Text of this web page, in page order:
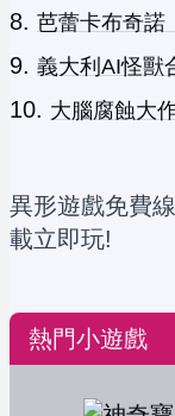
芭蕾卡布奇諾
義大利AI怪獸
大腦腐蝕大
異形遊戲免費
載立即玩!
熱門小遊戲